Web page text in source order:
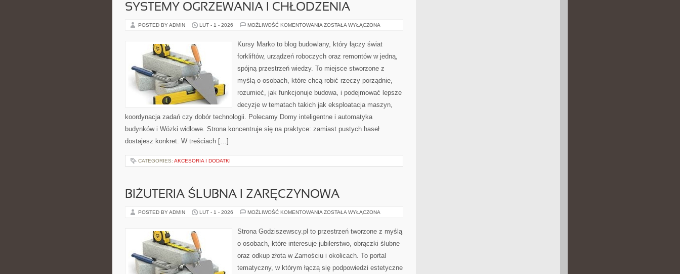
SYSTEMY OGRZEWANIA I CHŁODZENIA
POSTED BY ADMIN LUT - 1 - 2026 MOŻLIWOŚĆ KOMENTOWANIA SYSTEMY
CHŁODZENIA
ZOSTAŁA WYŁĄCZONA
Kursy Marko to blog budowlany, który łączy świat
forkliftów, urządzeń roboczych oraz remontów w jedną,
spójną przestrzeń wiedzy. To miejsce stworzone z
myślą o osobach, które chcą robić rzeczy porządnie,
rozumieć, jak funkcjonuje budowa, i podejmować lepsze
decyzje w tematach takich jak eksploatacja maszyn,
koordynacja zadań czy dobór technologii. Polecamy Domy inteligentne i automatyka
budynków i Wózki widłowe. Strona koncentruje się na praktyce: zamiast pustych haseł
dostajesz konkret. W treściach […]
CATEGORIES: AKCESORIA I DODATKI
BIŻUTERIA ŚLUBNA I ZARĘCZYNOWA
POSTED BY ADMIN LUT - 1 - 2026 MOŻLIWOŚĆ KOMENTOWANIA BIŻUTERIA
ZARĘCZYNOWA
ZOSTAŁA WYŁĄCZONA
Strona Godziszewscy.pl to przestrzeń tworzone z myślą
o osobach, które interesuje jubilerstwo, obrączki ślubne
oraz odkup złota w Zamościu i okolicach. To portal
tematyczny, w którym łączą się podpowiedzi estetyczne